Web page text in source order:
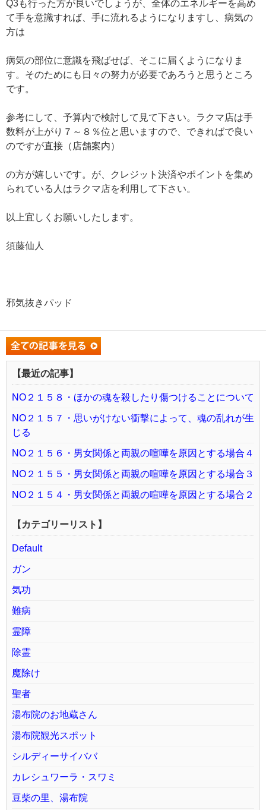
Q3も行った方が良いでしょうが、全体のエネルギーを高め
て手を意識すれば、手に流れるようになりますし、病気の
方は
病気の部位に意識を飛ばせば、そこに届くようになりま
す。そのためにも日々の努力が必要であろうと思うところ
です。
参考にして、予算内で検討して見て下さい。ラクマ店は手
数料が上がり７～８％位と思いますので、できればで良い
のですが直接（店舗案内）
の方が嬉しいです。が、クレジット決済やポイントを集め
られている人はラクマ店を利用して下さい。
以上宜しくお願いしたします。
須藤仙人
邪気抜きパッド
【最近の記事】
NO２１５８・ほかの魂を殺したり傷つけることについて
NO２１５７・思いがけない衝撃によって、魂の乱れが生
じる
NO２１５６・男女関係と両親の喧嘩を原因とする場合４
NO２１５５・男女関係と両親の喧嘩を原因とする場合３
NO２１５４・男女関係と両親の喧嘩を原因とする場合２
【カテゴリーリスト】
Default
ガン
気功
難病
霊障
除霊
魔除け
聖者
湯布院のお地蔵さん
湯布院観光スポット
シルディーサイババ
カレシュワーラ・スワミ
豆柴の里、湯布院